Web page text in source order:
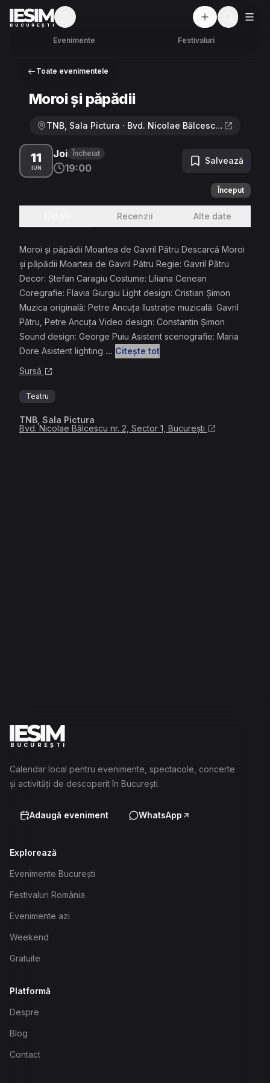
BUCUREȘTI Mod întunecat
Evenimente Festivaluri
Toate evenimentele
Moroi și păpădii
TNB, Sala Pictura · Bvd. Nicolae Bălcescu nr. 2, Sector 1, București
11
IUN
Joi Încheiat
19:00
Salvează
Început
Recenzii Alte date
Moroi și păpădii Moartea de Gavril Pătru Descarcă Moroi
și păpădii Moartea de Gavril Pătru Regie: Gavril Pătru
Decor: Ştefan Caragiu Costume: Liliana Cenean
Coregrafie: Flavia Giurgiu Light design: Cristian Șimon
Muzica originală: Petre Ancuța Ilustrație muzicală: Gavril
Pătru, Petre Ancuța Video design: Constantin Șimon
Sound design: George Puiu Asistent scenografie: Maria
Dore Asistent lighting ... Citește tot
Sursă
Teatru
TNB, Sala Pictura
Bvd. Nicolae Bălcescu nr. 2, Sector 1, București
BUCUREȘTI
Calendar local pentru evenimente, spectacole, concerte
și activități de descoperit în București.
Adaugă eveniment WhatsApp
Explorează
Evenimente București
Festivaluri România
Evenimente azi
Weekend
Gratuite
Platformă
Despre
Blog
Contact